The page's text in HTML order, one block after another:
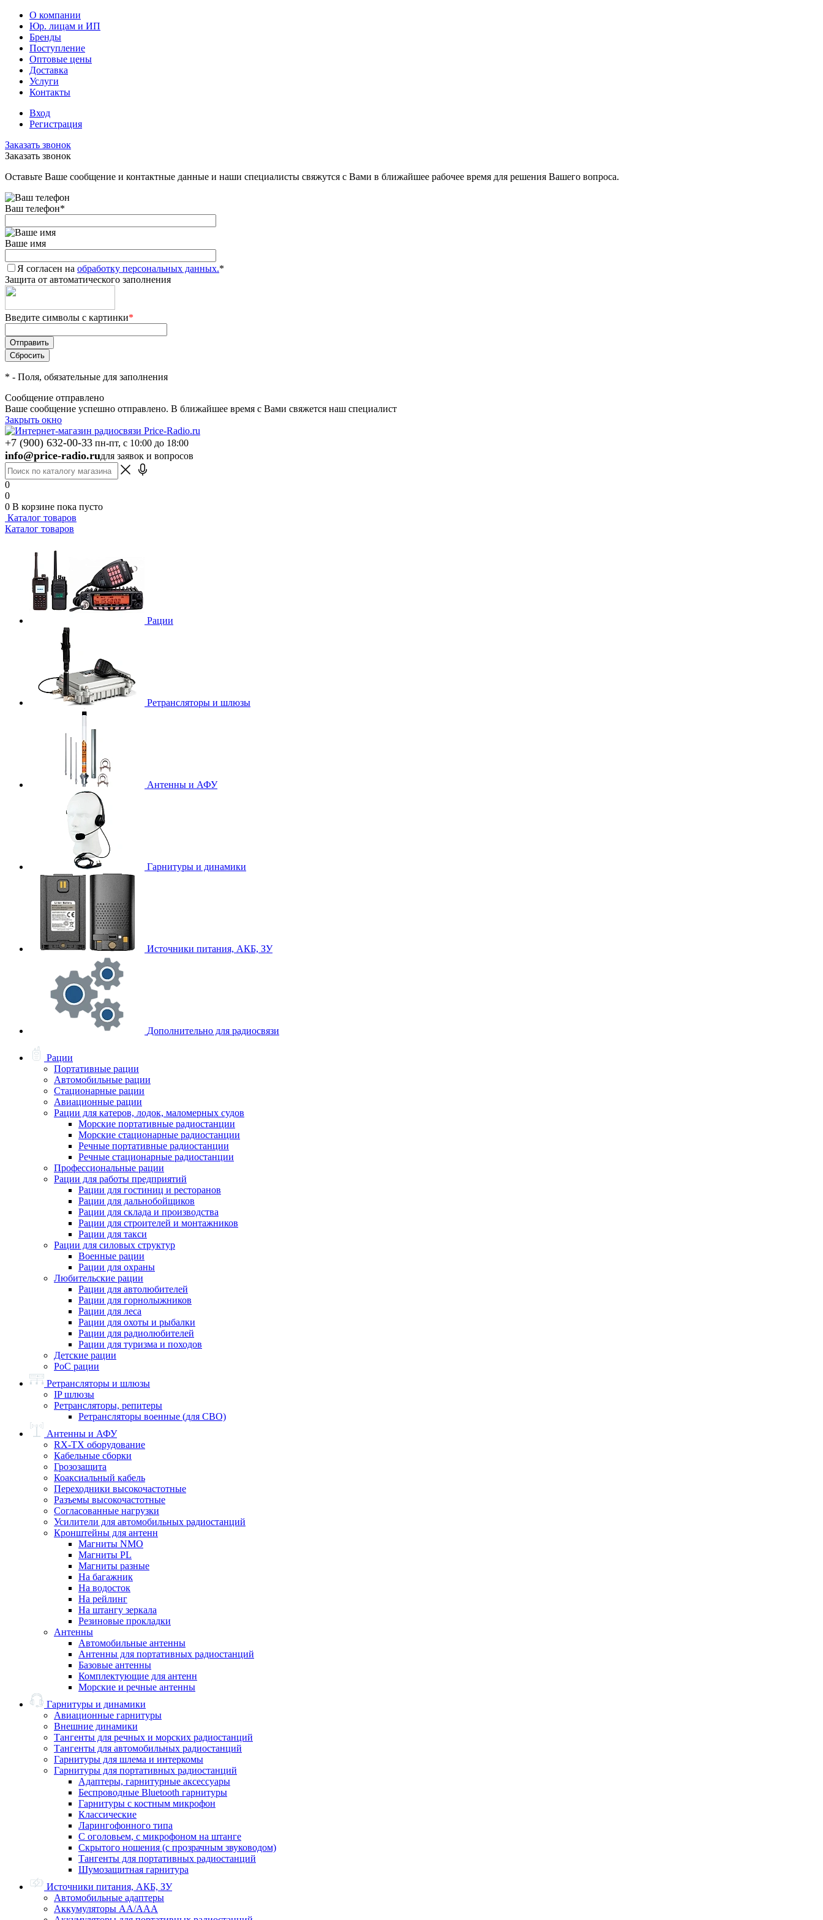
О компании
Юр. лицам и ИП
Бренды
Поступление
Оптовые цены
Доставка
Услуги
Контакты
Вход
Регистрация
Заказать звонок
Заказать звонок
Оставьте Ваше сообщение и контактные данные и наши специалисты свяжутся с Вами в ближайшее рабочее время для решения Вашего вопроса.
Ваш телефон*
Ваше имя
Я согласен на обработку персональных данных.*
Защита от автоматического заполнения
Введите символы с картинки*
* - Поля, обязательные для заполнения
Сообщение отправлено
Ваше сообщение успешно отправлено. В ближайшее время с Вами свяжется наш специалист
Закрыть окно
+7 (900) 632-00-33 пн-пт, с 10:00 до 18:00
info@price-radio.ruдля заявок и вопросов
0
0
0 В корзине пока пусто
Каталог товаров
Каталог товаров
Рации
Ретрансляторы и шлюзы
Антенны и АФУ
Гарнитуры и динамики
Источники питания, АКБ, ЗУ
Дополнительно для радиосвязи
Рации
Портативные рации
Автомобильные рации
Стационарные рации
Авиационные рации
Рации для катеров, лодок, маломерных судов
Морские портативные радиостанции
Морские стационарные радиостанции
Речные портативные радиостанции
Речные стационарные радиостанции
Профессиональные рации
Рации для работы предприятий
Рации для гостиниц и ресторанов
Рации для дальнобойщиков
Рации для склада и производства
Рации для строителей и монтажников
Рации для такси
Рации для силовых структур
Военные рации
Рации для охраны
Любительские рации
Рации для автолюбителей
Рации для горнолыжников
Рации для леса
Рации для охоты и рыбалки
Рации для радиолюбителей
Рации для туризма и походов
Детские рации
PoC рации
Ретрансляторы и шлюзы
IP шлюзы
Ретрансляторы, репитеры
Ретрансляторы военные (для СВО)
Антенны и АФУ
RX-TX оборудование
Кабельные сборки
Грозозащита
Коаксиальный кабель
Переходники высокочастотные
Разъемы высокочастотные
Согласованные нагрузки
Усилители для автомобильных радиостанций
Кронштейны для антенн
Магниты NMO
Магниты PL
Магниты разные
На багажник
На водосток
На рейлинг
На штангу зеркала
Резиновые прокладки
Антенны
Автомобильные антенны
Антенны для портативных радиостанций
Базовые антенны
Комплектующие для антенн
Морские и речные антенны
Гарнитуры и динамики
Авиационные гарнитуры
Внешние динамики
Тангенты для речных и морских радиостанций
Тангенты для автомобильных радиостанций
Гарнитуры для шлема и интеркомы
Гарнитуры для портативных радиостанций
Адаптеры, гарнитурные аксессуары
Беспроводные Bluetooth гарнитуры
Гарнитуры с костным микрофон
Классические
Ларингофонного типа
С оголовьем, с микрофоном на штанге
Скрытого ношения (с прозрачным звуководом)
Тангенты для портативных радиостанций
Шумозащитная гарнитура
Источники питания, АКБ, ЗУ
Автомобильные адаптеры
Аккумуляторы АА/ААА